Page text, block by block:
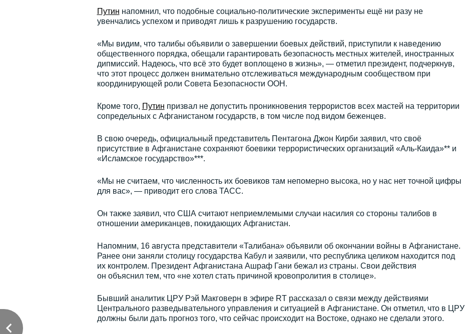
Путин напомнил, что подобные социально-политические эксперименты ещё ни разу не
увенчались успехом и приводят лишь к разрушению государств.
«Мы видим, что талибы объявили о завершении боевых действий, приступили к наведению
общественного порядка, обещали гарантировать безопасность местных жителей, иностранных
дипмиссий. Надеюсь, что всё это будет воплощено в жизнь», — отметил президент, подчеркнув,
что этот процесс должен внимательно отслеживаться международным сообществом при
координирующей роли Совета Безопасности ООН.
Кроме того, Путин призвал не допустить проникновения террористов всех мастей на территории
сопредельных с Афганистаном государств, в том числе под видом беженцев.
В свою очередь, официальный представитель Пентагона Джон Кирби заявил, что своё
присутствие в Афганистане сохраняют боевики террористических организаций «Аль-Каида»** и
«Исламское государство»***.
«Мы не считаем, что численность их боевиков там непомерно высока, но у нас нет точной цифры
для вас», — приводит его слова ТАСС.
Он также заявил, что США считают неприемлемыми случаи насилия со стороны талибов в
отношении американцев, покидающих Афганистан.
Напомним, 16 августа представители «Талибана» объявили об окончании войны в Афганистане.
Ранее они заняли столицу государства Кабул и заявили, что республика целиком находится под
их контролем. Президент Афганистана Ашраф Гани бежал из страны. Свои действия
он объяснил тем, что «не хотел стать причиной кровопролития в столице».
Бывший аналитик ЦРУ Рэй Макговерн в эфире RT рассказал о связи между действиями
Центрального разведывательного управления и ситуацией в Афганистане. Он отметил, что в ЦРУ
должны были дать прогноз того, что сейчас происходит на Востоке, однако не сделали этого.